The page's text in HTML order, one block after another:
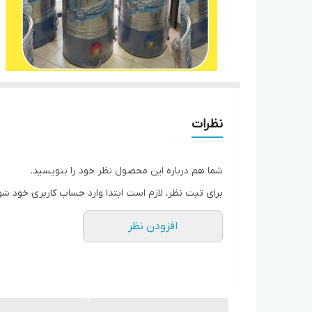
نظرات
شما هم درباره این محصول نظر خود را بنویسید.
برای ثبت نظر، لازم است ابتدا وارد حساب کاربری خود
افزودن نظر